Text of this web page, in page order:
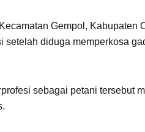
Gempol, Kabupaten
setelah diduga memperkosa
sebagai petani tersebut